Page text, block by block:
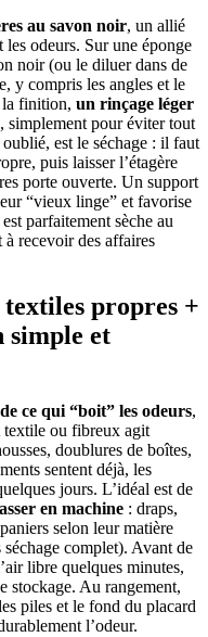
au savon noir, un allié
odeurs. Sur une éponge
noir (ou le diluer dans de
y compris les angles et le
la finition, un rinçage léger
simplement pour éviter tout
est le séchage : il faut
puis laisser l’étagère
porte ouverte. Un support
“vieux linge” et favorise
parfaitement sèche au
à recevoir des affaires
propres +
simple et
ce qui “boit” les odeurs,
textile ou fibreux agit
doublures de boîtes,
sentent déjà, les
jours. L’idéal est de
en machine : draps,
selon leur matière
complet). Avant de
libre quelques minutes,
stockage. Au rangement,
piles et le fond du placard
l’odeur.